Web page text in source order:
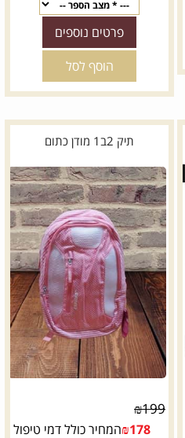
פרטים נוספים
הוסף לסל
תיק 2ב1 מודן כתום
₪199
₪178 המחיר כולל דמי טיפול